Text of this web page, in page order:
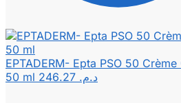
EPTADERM- Epta PSO 50 Crème
50 ml
د.م.